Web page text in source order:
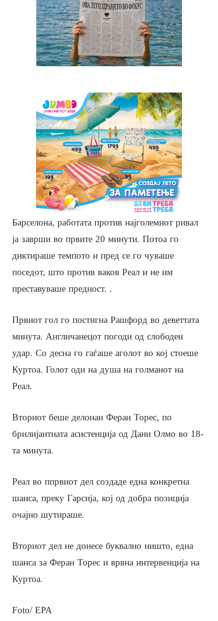
Барселона, работата против најголемиот ривал
ја заврши во првите 20 минути. Потоа го
диктираше темпото и пред се го чуваше
поседот, што против ваков Реал и не им
преставуваше предност. .
Првиот гол го постигна Рашфорд во деветтата
минута. Англичанецот погоди од слободен
удар. Со десна го гаѓаше аголот во кој стоеше
Куртоа. Голот оди на душа на голманот на
Реал.
Вториот беше делонан Феран Торес, по
брилијантната асистенција од Дани Олмо во 18-
та минута.
Реал во ппрвиот дел создаде една конкретна
шанса, преку Гарсија, кој од добра позиција
очајно шутираше.
Вториот дел не донесе буквално ништо, една
шанса за Феран Торес и врвна интервенција на
Куртоа.
Foto/ EPA